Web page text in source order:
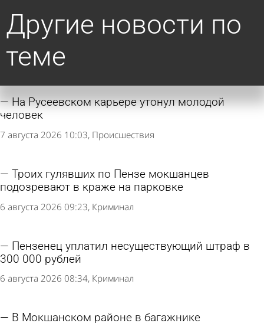
Другие новости по
теме
На Русеевском карьере утонул молодой
человек
7 августа 2026 10:03 Происшествия
Троих гулявших по Пензе мокшанцев
подозревают в краже на парковке
6 августа 2026 09:23 Криминал
Пензенец уплатил несуществующий штраф в
300 000 рублей
6 августа 2026 08:34 Криминал
В Мокшанском районе в багажнике